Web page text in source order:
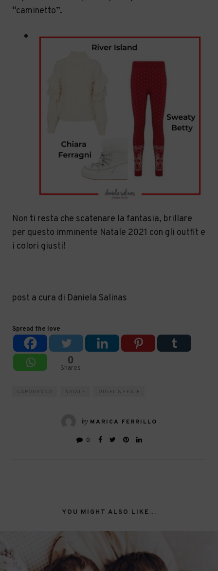
“caminetto”.
Non ti resta che scatenare la fantasia, brillare
per questo imminente Natale 2021 con gli outfit e
i colori giusti!
post a cura di Daniela Salinas
Spread the love
0
Shares
CAPODANNO NATALE OUTFITS FESTE
by MARICA FERRILLO
0
YOU MIGHT ALSO LIKE...